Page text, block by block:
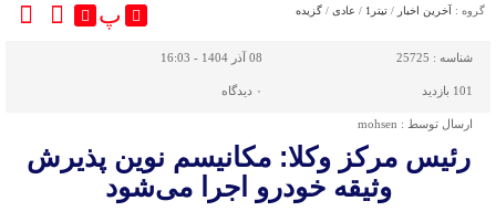
گروه : آخرین اخبار / تیتر1 / عادی / گزیده پ
شناسه : 25725 08 آذر 1404 - 16:03
101 بازدید ۰ دیدگاه
ارسال توسط : mohsen
رئیس مرکز وکلا: مکانیسم نوین پذیرش
وثیقه خودرو اجرا می‌شود